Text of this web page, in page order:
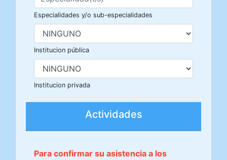
Especialidades y/o sub-especialidades
Institucion pública
Institucion privada
Actividades
Para confirmar su asistencia a los